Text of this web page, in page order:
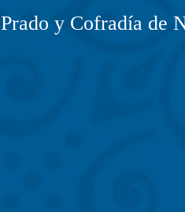
Prado y Cofradía de